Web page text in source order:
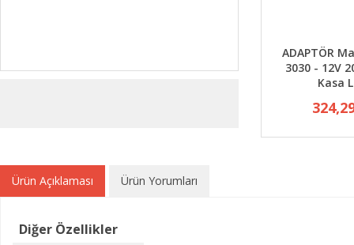
ADAPTÖR
3030 - 12V
Kasa
Ürün Açıklaması Ürün Yorumları
Diğer Özellikler